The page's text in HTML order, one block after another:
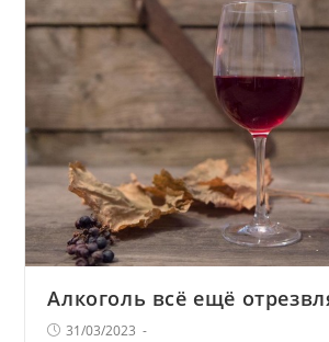
Алкоголь всё ещё
31/03/2023